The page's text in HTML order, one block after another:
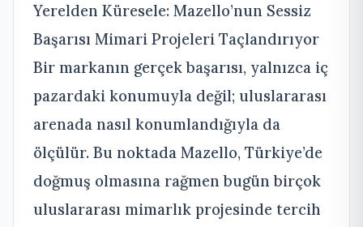
Yerelden Küresele: Mazello’nun Sessiz
Başarısı Mimari Projeleri Taçlandırıyor
Bir markanın gerçek başarısı, yalnızca iç
pazardaki konumuyla değil; uluslararası
arenada nasıl konumlandığıyla da
ölçülür. Bu noktada Mazello, Türkiye’de
doğmuş olmasına rağmen bugün birçok
uluslararası mimarlık projesinde tercih